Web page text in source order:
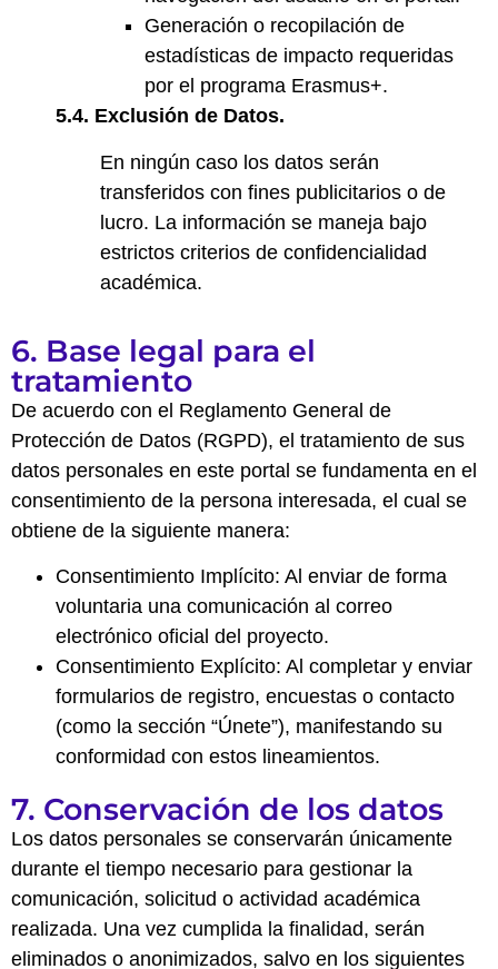
Generación o recopilación de
estadísticas de impacto requeridas
por el programa Erasmus+.
5.4. Exclusión de Datos.
En ningún caso los datos serán
transferidos con fines publicitarios o de
lucro. La información se maneja bajo
estrictos criterios de confidencialidad
académica.
6. Base legal para el
tratamiento
De acuerdo con el Reglamento General de
Protección de Datos (RGPD), el tratamiento de sus
datos personales en este portal se fundamenta en el
consentimiento de la persona interesada, el cual se
obtiene de la siguiente manera:
Consentimiento Implícito: Al enviar de forma
voluntaria una comunicación al correo
electrónico oficial del proyecto.
Consentimiento Explícito: Al completar y enviar
formularios de registro, encuestas o contacto
(como la sección “Únete”), manifestando su
conformidad con estos lineamientos.
7. Conservación de los datos
Los datos personales se conservarán únicamente
durante el tiempo necesario para gestionar la
comunicación, solicitud o actividad académica
realizada. Una vez cumplida la finalidad, serán
eliminados o anonimizados, salvo en los siguientes